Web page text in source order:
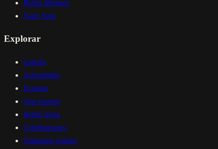
Retiro Mujeres
Viaje Solo
Explorar
Galeria
Actividades
Eventos
Que esperar
Retiro Yoga
Celebraciones
Glamping Sahara